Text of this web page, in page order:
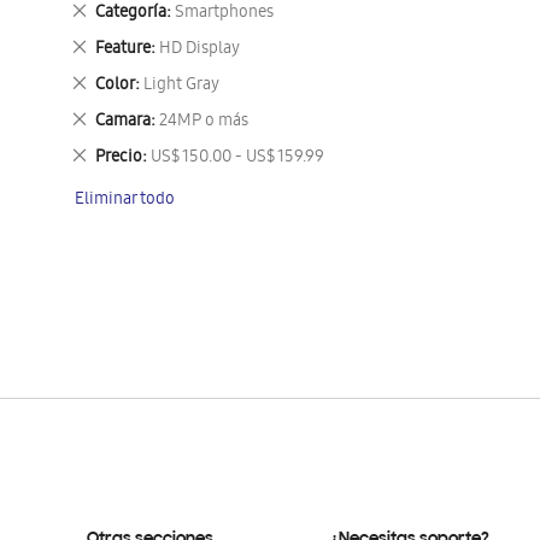
Categoría Smartphones
Eliminar
este
artículo
Feature HD Display
Eliminar
este
artículo
Color Light Gray
Eliminar
este
artículo
Camara 24MP o más
Eliminar
este
artículo
Precio US$ 150.00 - US$ 159.99
Eliminar
artículo
Eliminar todo